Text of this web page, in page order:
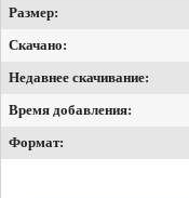
Размер:
Скачано:
Недавнее скачивание:
Время добавления:
Формат: